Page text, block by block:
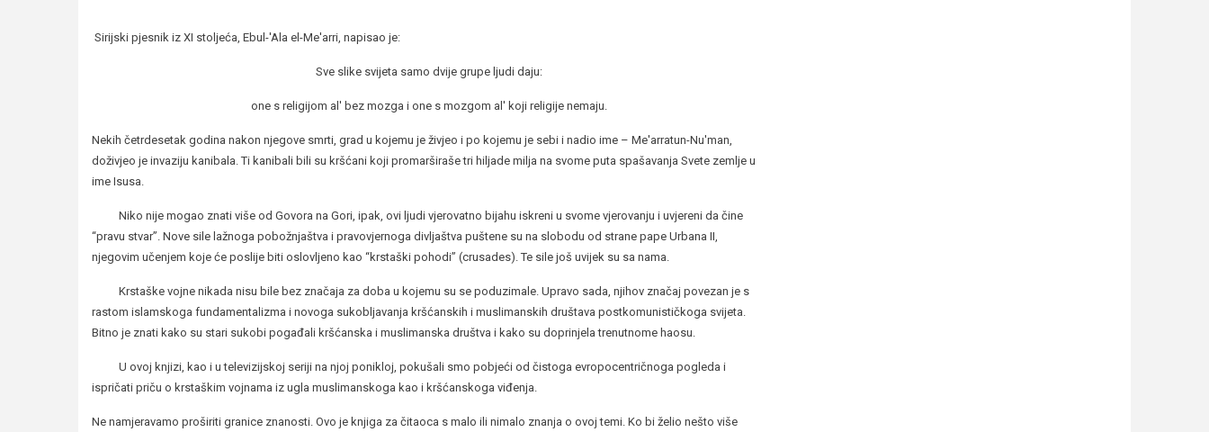
Sirijski pjesnik iz XI stoljeća, Ebul-'Ala el-Me'arri, napisao je:
Sve slike svijeta samo dvije grupe ljudi daju:
one s religijom al' bez mozga i one s mozgom al' koji religije nemaju.
Nekih četrdesetak godina nakon njegove smrti, grad u kojemu je živjeo i po kojemu je sebi i nadio ime – Me'arratun-Nu'man,
doživjeo je invaziju kanibala. Ti kanibali bili su kršćani koji promarširaše tri hiljade milja na svome puta spašavanja Svete zemlje u
ime Isusa.
Niko nije mogao znati više od Govora na Gori, ipak, ovi ljudi vjerovatno bijahu iskreni u svome vjerovanju i uvjereni da čine
“pravu stvar”. Nove sile lažnoga pobožnjaštva i pravovjernoga divljaštva puštene su na slobodu od strane pape Urbana II,
njegovim učenjem koje će poslije biti oslovljeno kao “krstaški pohodi” (crusades). Te sile još uvijek su sa nama.
Krstaške vojne nikada nisu bile bez značaja za doba u kojemu su se poduzimale. Upravo sada, njihov značaj povezan je s
rastom islamskoga fundamentalizma i novoga sukobljavanja kršćanskih i muslimanskih društava postkomunističkoga svijeta.
Bitno je znati kako su stari sukobi pogađali kršćanska i muslimanska društva i kako su doprinjela trenutnome haosu.
U ovoj knjizi, kao i u televizijskoj seriji na njoj ponikloj, pokušali smo pobjeći od čistoga evropocentričnoga pogleda i
ispričati priču o krstaškim vojnama iz ugla muslimanskoga kao i kršćanskoga viđenja.
Ne namjeravamo proširiti granice znanosti. Ovo je knjiga za čitaoca s malo ili nimalo znanja o ovoj temi. Ko bi želio nešto više